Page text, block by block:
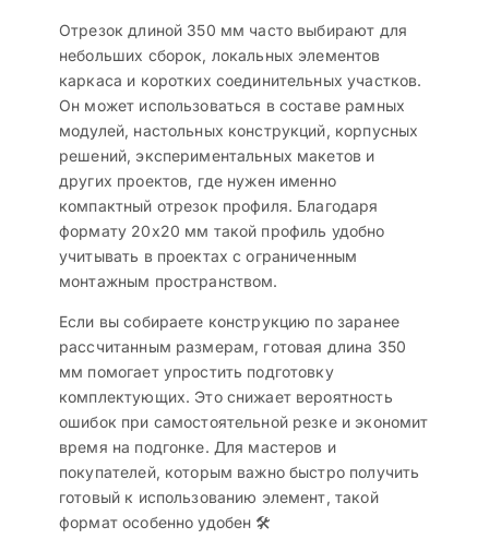
Отрезок длиной 350 мм часто выбирают для
небольших сборок, локальных элементов
каркаса и коротких соединительных участков.
Он может использоваться в составе рамных
модулей, настольных конструкций, корпусных
решений, экспериментальных макетов и
других проектов, где нужен именно
компактный отрезок профиля. Благодаря
формату 20х20 мм такой профиль удобно
учитывать в проектах с ограниченным
монтажным пространством.
Если вы собираете конструкцию по заранее
рассчитанным размерам, готовая длина 350
мм помогает упростить подготовку
комплектующих. Это снижает вероятность
ошибок при самостоятельной резке и экономит
время на подгонке. Для мастеров и
покупателей, которым важно быстро получить
готовый к использованию элемент, такой
формат особенно удобен 🛠️